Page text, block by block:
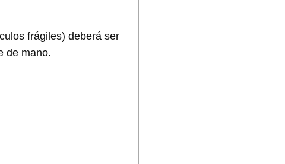
frágiles) deberá ser
de mano.